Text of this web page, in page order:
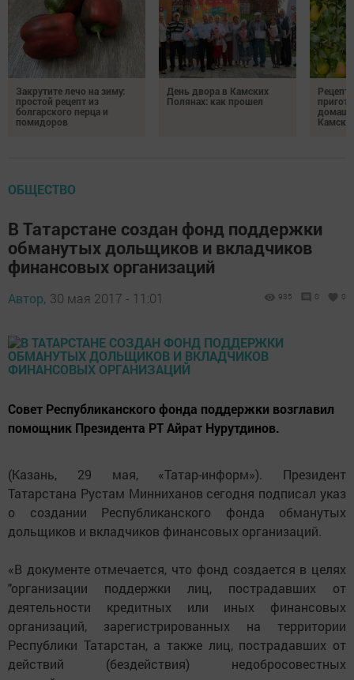
Закрутите лечо на зиму:
простой рецепт из
болгарского перца и
помидоров
День двора в Камских
Полянах: как прошел
ОБЩЕСТВО
В Татарстане создан фонд поддержки
обманутых дольщиков и вкладчиков
финансовых организаций
Автор, 30 мая 2017 - 11:01 935 0 0
Совет Республиканского фонда поддержки возглавил
помощник Президента РТ Айрат Нурутдинов.
(Казань, 29 мая, «Татар-информ»). Президент
Татарстана Рустам Минниханов сегодня подписал указ
о создании Республиканского фонда обманутых
дольщиков и вкладчиков финансовых организаций.
«В документе отмечается, что фонд создается в целях
"организации поддержки лиц, пострадавших от
деятельности кредитных или иных финансовых
организаций, зарегистрированных на территории
Республики Татарстан, а также лиц, пострадавших от
действий (бездействия) недобросовестных